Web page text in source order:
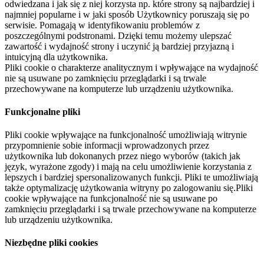
odwiedzana i jak się z niej korzysta np. które strony są najbardziej i
najmniej popularne i w jaki sposób Użytkownicy poruszają się po
serwisie. Pomagają w identyfikowaniu problemów z
poszczególnymi podstronami. Dzięki temu możemy ulepszać
zawartość i wydajność strony i uczynić ją bardziej przyjazną i
intuicyjną dla użytkownika.
Pliki cookie o charakterze analitycznym i wpływające na wydajność
nie są usuwane po zamknięciu przeglądarki i są trwale
przechowywane na komputerze lub urządzeniu użytkownika.
Funkcjonalne pliki
Pliki cookie wpływające na funkcjonalność umożliwiają witrynie
przypomnienie sobie informacji wprowadzonych przez
użytkownika lub dokonanych przez niego wyborów (takich jak
język, wyrażone zgody) i mają na celu umożliwienie korzystania z
lepszych i bardziej spersonalizowanych funkcji. Pliki te umożliwiają
także optymalizację użytkowania witryny po zalogowaniu się.Pliki
cookie wpływające na funkcjonalność nie są usuwane po
zamknięciu przeglądarki i są trwale przechowywane na komputerze
lub urządzeniu użytkownika.
Niezbędne pliki cookies